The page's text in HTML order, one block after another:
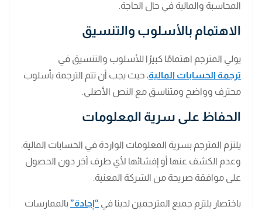
المحاسبة والمالية في حال الحاجة.
الاهتمام بالأسلوب والتنسيق
يولي المترجم اهتمامًا كبيرًا للأسلوب والتنسيق في
ترجمة الحسابات المالية، حيث يجب أن تتم الترجمة بأسلوب
محترف وواضح ومتناسق مع النص الأصلي.
الحفاظ على سرية المعلومات
يلتزم المترجم بسرية المعلومات الواردة في الحسابات المالية.
وعدم الكشف عنها أو إفشائها لأي طرف آخر دون الحصول
على موافقة صريحة من الشركة المعنية.
باختصار يلتزم جميع المترجمين لدينا في “إجادة” بالممارسات